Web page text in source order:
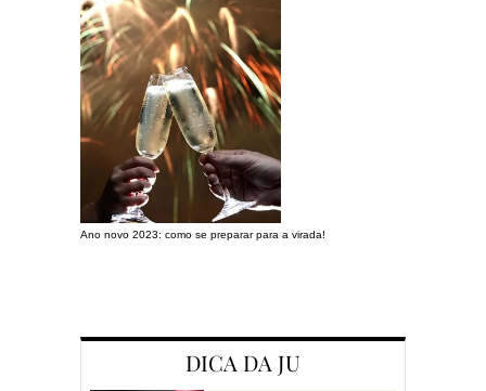
Ano novo 2023: como se preparar para a virada!
DICA DA JU